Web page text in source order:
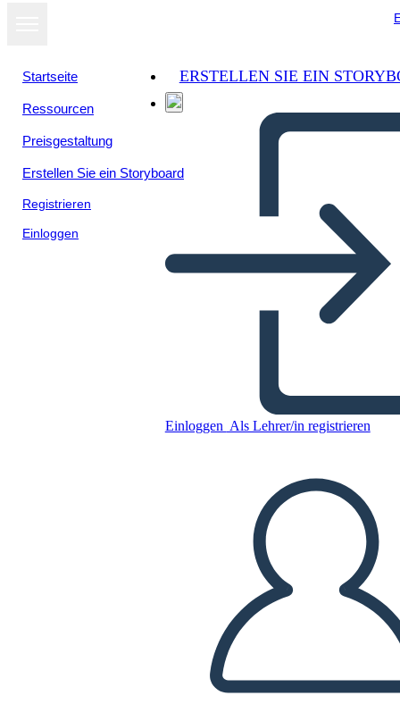
Startseite
Ressourcen
Preisgestaltung
Erstellen Sie ein Storyboard
Registrieren
Einloggen
ERSTELLEN SIE EIN
Einloggen Als Lehrer/in registrieren
ERSTELLEN SIE EIN STORYBOARD
DIASHOW ABSPIELEN
LIES MIR VOR
Als Diashow
ansehen